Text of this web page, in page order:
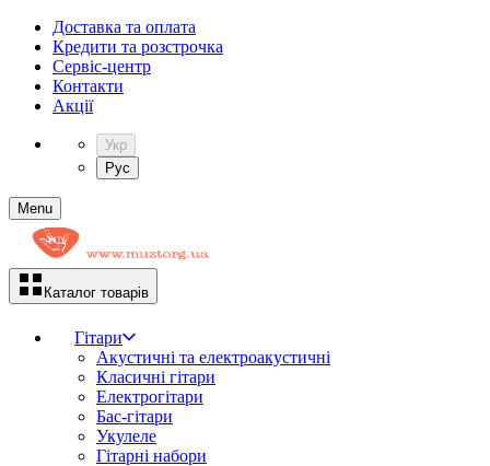
Доставка та оплата
Кредити та розстрочка
Сервіc-центр
Контакти
Акції
Укр
Рус
Menu
Каталог товарів
Гітари
Акустичні та електроакустичні
Класичні гітари
Електрогітари
Бас-гітари
Укулеле
Гітарні набори